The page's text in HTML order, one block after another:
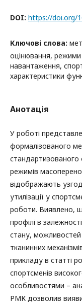
DOI: https://doi.org/
Ключові слова:
оцінювання, режими
навантаження,
характеристики
Анотація
У роботі
формалізованого
стандартизованого
режимів
відображають
утилізації у
роботи. Виявлено,
профілі в
стану, можливостей
тканинних
прикладу в статті
спортсменів
особливостями –
РМК дозволив